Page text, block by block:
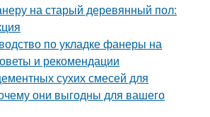
на старый деревянный пол:
по укладке фанеры на
и рекомендации
сухих смесей для
они выгодны для вашего